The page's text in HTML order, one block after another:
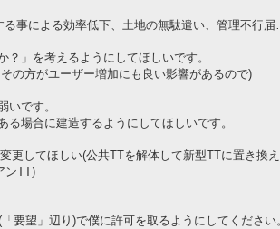
事による効率低下、土地の無駄遣い、管理不行
」を考えるようにしてほしいです。
の方がユーザー増加にも良い影響があるので)
いです。
場合に建造するようにしてほしいです。
更してほしい(公共TTを解体して新型TTに置き換
ンTT)
要望」辺り)で僕に許可を取るようにしてください